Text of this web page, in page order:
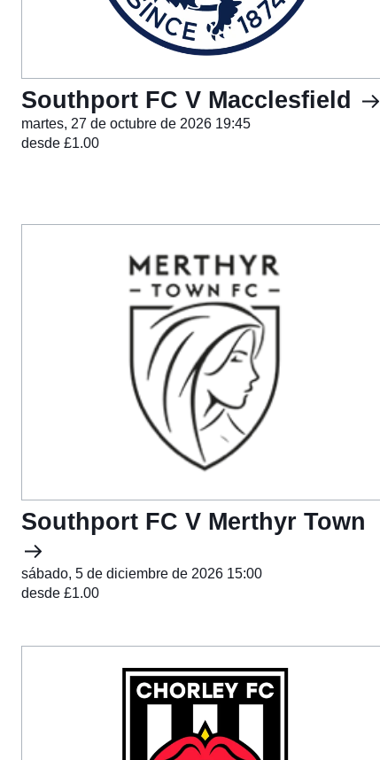
Southport FC V Macclesfield
martes, 27 de octubre de 2026 19:45
desde £1.00
Southport FC V Merthyr Town
sábado, 5 de diciembre de 2026 15:00
desde £1.00